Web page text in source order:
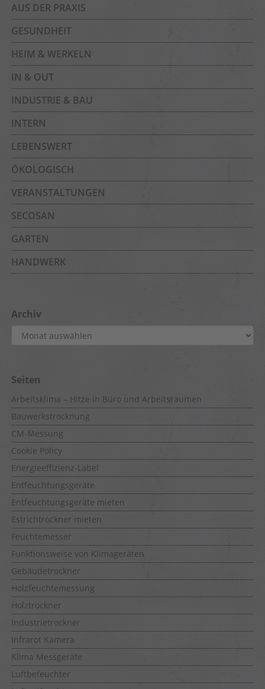
AUS DER PRAXIS
GESUNDHEIT
HEIM & WERKELN
IN & OUT
INDUSTRIE & BAU
INTERN
LEBENSWERT
ÖKOLOGISCH
VERANSTALTUNGEN
SECOSAN
GARTEN
HANDWERK
Archiv
Archiv
Seiten
Arbeitsklima – Hitze in Büro und Arbeitsräumen
Bauwerkstrocknung
CM-Messung
Cookie Policy
Energieeffizienz-Label
Entfeuchtungsgeräte
Entfeuchtungsgeräte mieten
Estrichtrockner mieten
Feuchtemesser
Funktionsweise von Klimageräten
Gebäudetrockner
Holzfeuchtemessung
Holztrockner
Industrietrockner
Infrarot Kamera
Klima Messgeräte
Luftbefeuchter